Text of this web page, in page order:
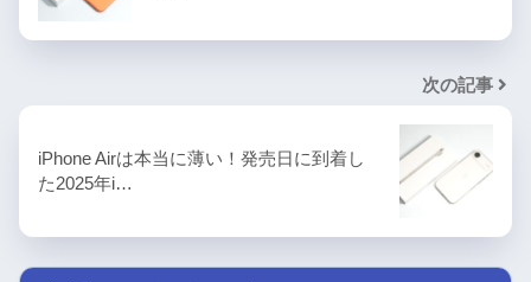
次の記事
iPhone Airは本当に薄い！発売日に到着し
た2025年i…